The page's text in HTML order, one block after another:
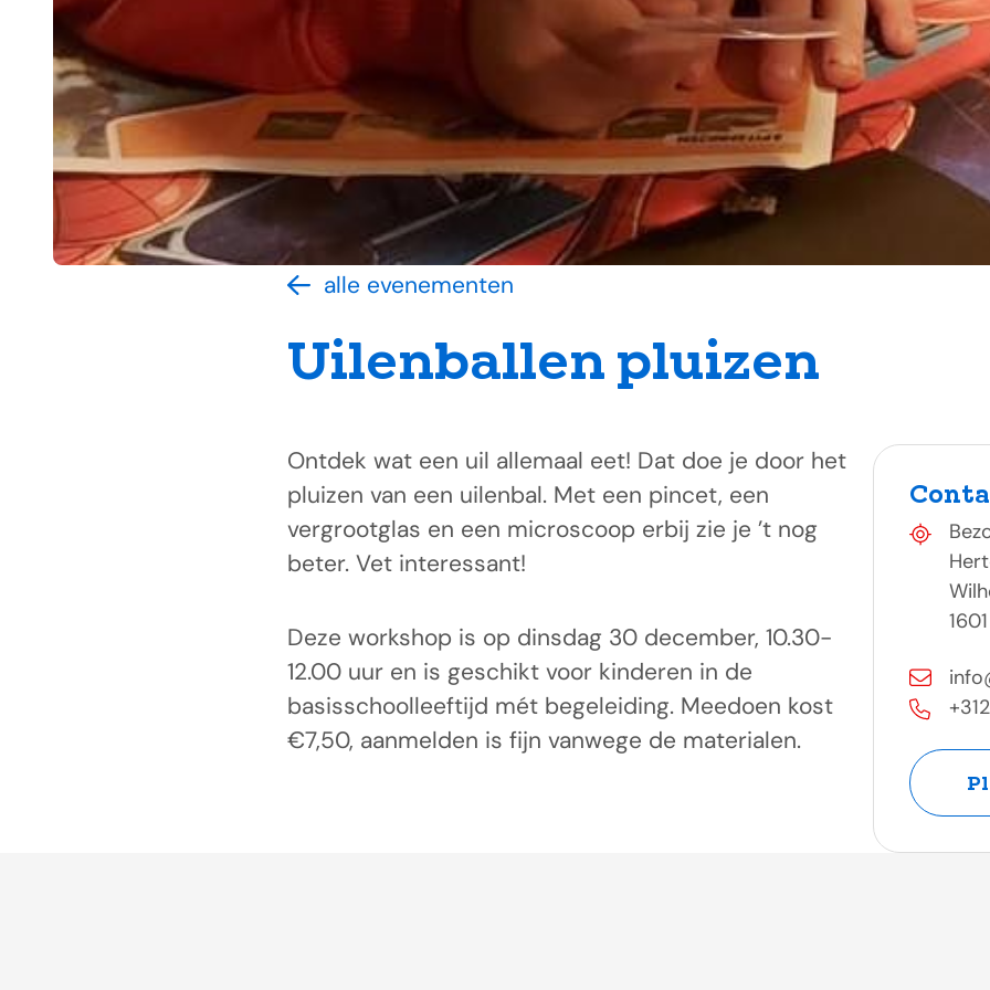
alle evenementen
Uilenballen pluizen
Ontdek wat een uil allemaal eet! Dat doe je door het
pluizen van een uilenbal. Met een pincet, een
vergrootglas en een microscoop erbij zie je ’t nog
beter. Vet interessant!
Deze workshop is op dinsdag 30 december, 10.30-
12.00 uur en is geschikt voor kinderen in de
basisschoolleeftijd mét begeleiding. Meedoen kost
€7,50, aanmelden is fijn vanwege de materialen.